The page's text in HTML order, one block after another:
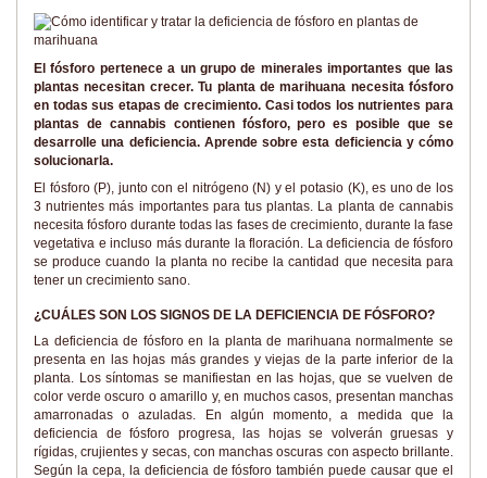
El fósforo pertenece a un grupo de minerales importantes que las
plantas necesitan crecer. Tu planta de marihuana necesita fósforo
en todas sus etapas de crecimiento. Casi todos los nutrientes para
plantas de cannabis contienen fósforo, pero es posible que se
desarrolle una deficiencia. Aprende sobre esta deficiencia y cómo
solucionarla.
El fósforo (P), junto con el nitrógeno (N) y el potasio (K), es uno de los
3 nutrientes más importantes para tus plantas. La planta de cannabis
necesita fósforo durante todas las fases de crecimiento, durante la fase
vegetativa e incluso más durante la floración. La deficiencia de fósforo
se produce cuando la planta no recibe la cantidad que necesita para
tener un crecimiento sano.
¿CUÁLES SON LOS SIGNOS DE LA DEFICIENCIA DE FÓSFORO?
La deficiencia de fósforo en la planta de marihuana normalmente se
presenta en las hojas más grandes y viejas de la parte inferior de la
planta. Los síntomas se manifiestan en las hojas, que se vuelven de
color verde oscuro o amarillo y, en muchos casos, presentan manchas
amarronadas o azuladas. En algún momento, a medida que la
deficiencia de fósforo progresa, las hojas se volverán gruesas y
rígidas, crujientes y secas, con manchas oscuras con aspecto brillante.
Según la cepa, la deficiencia de fósforo también puede causar que el